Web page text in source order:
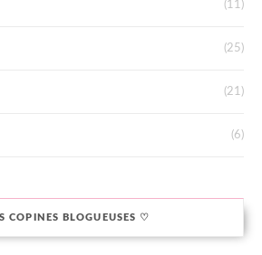
(11)
(25)
(21)
(6)
COPINES BLOGUEUSES ♡